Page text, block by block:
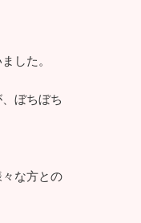
した。
ぼちぼち
な方との